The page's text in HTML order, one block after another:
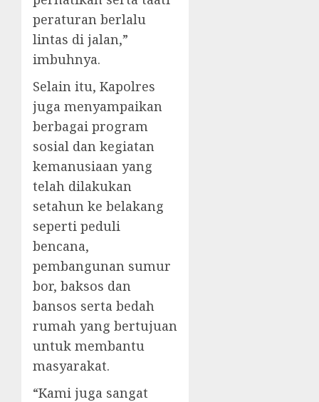
peraturan berlalu
lintas di jalan,”
imbuhnya.
Selain itu, Kapolres
juga menyampaikan
berbagai program
sosial dan kegiatan
kemanusiaan yang
telah dilakukan
setahun ke belakang
seperti peduli
bencana,
pembangunan sumur
bor, baksos dan
bansos serta bedah
rumah yang bertujuan
untuk membantu
masyarakat.
“Kami juga sangat